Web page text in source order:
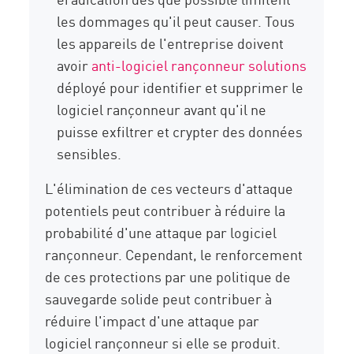
les dommages qu'il peut causer. Tous
les appareils de l'entreprise doivent
avoiranti-logiciel rançonneur solutions
déployé pour identifier et supprimer le
logiciel rançonneur avant qu'il ne
puisse exfiltrer et crypter des données
sensibles.
L'élimination de ces vecteurs d'attaque
potentiels peut contribuer à réduire la
probabilité d'une attaque par logiciel
rançonneur. Cependant, le renforcement
de ces protections par une politique de
sauvegarde solide peut contribuer à
réduire l'impact d'une attaque par
logiciel rançonneur si elle se produit.